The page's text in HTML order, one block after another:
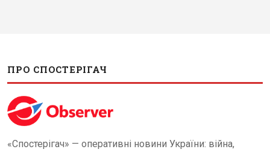
ПРО СПОСТЕРІГАЧ
«Спостерігач» — оперативні новини України: війна,